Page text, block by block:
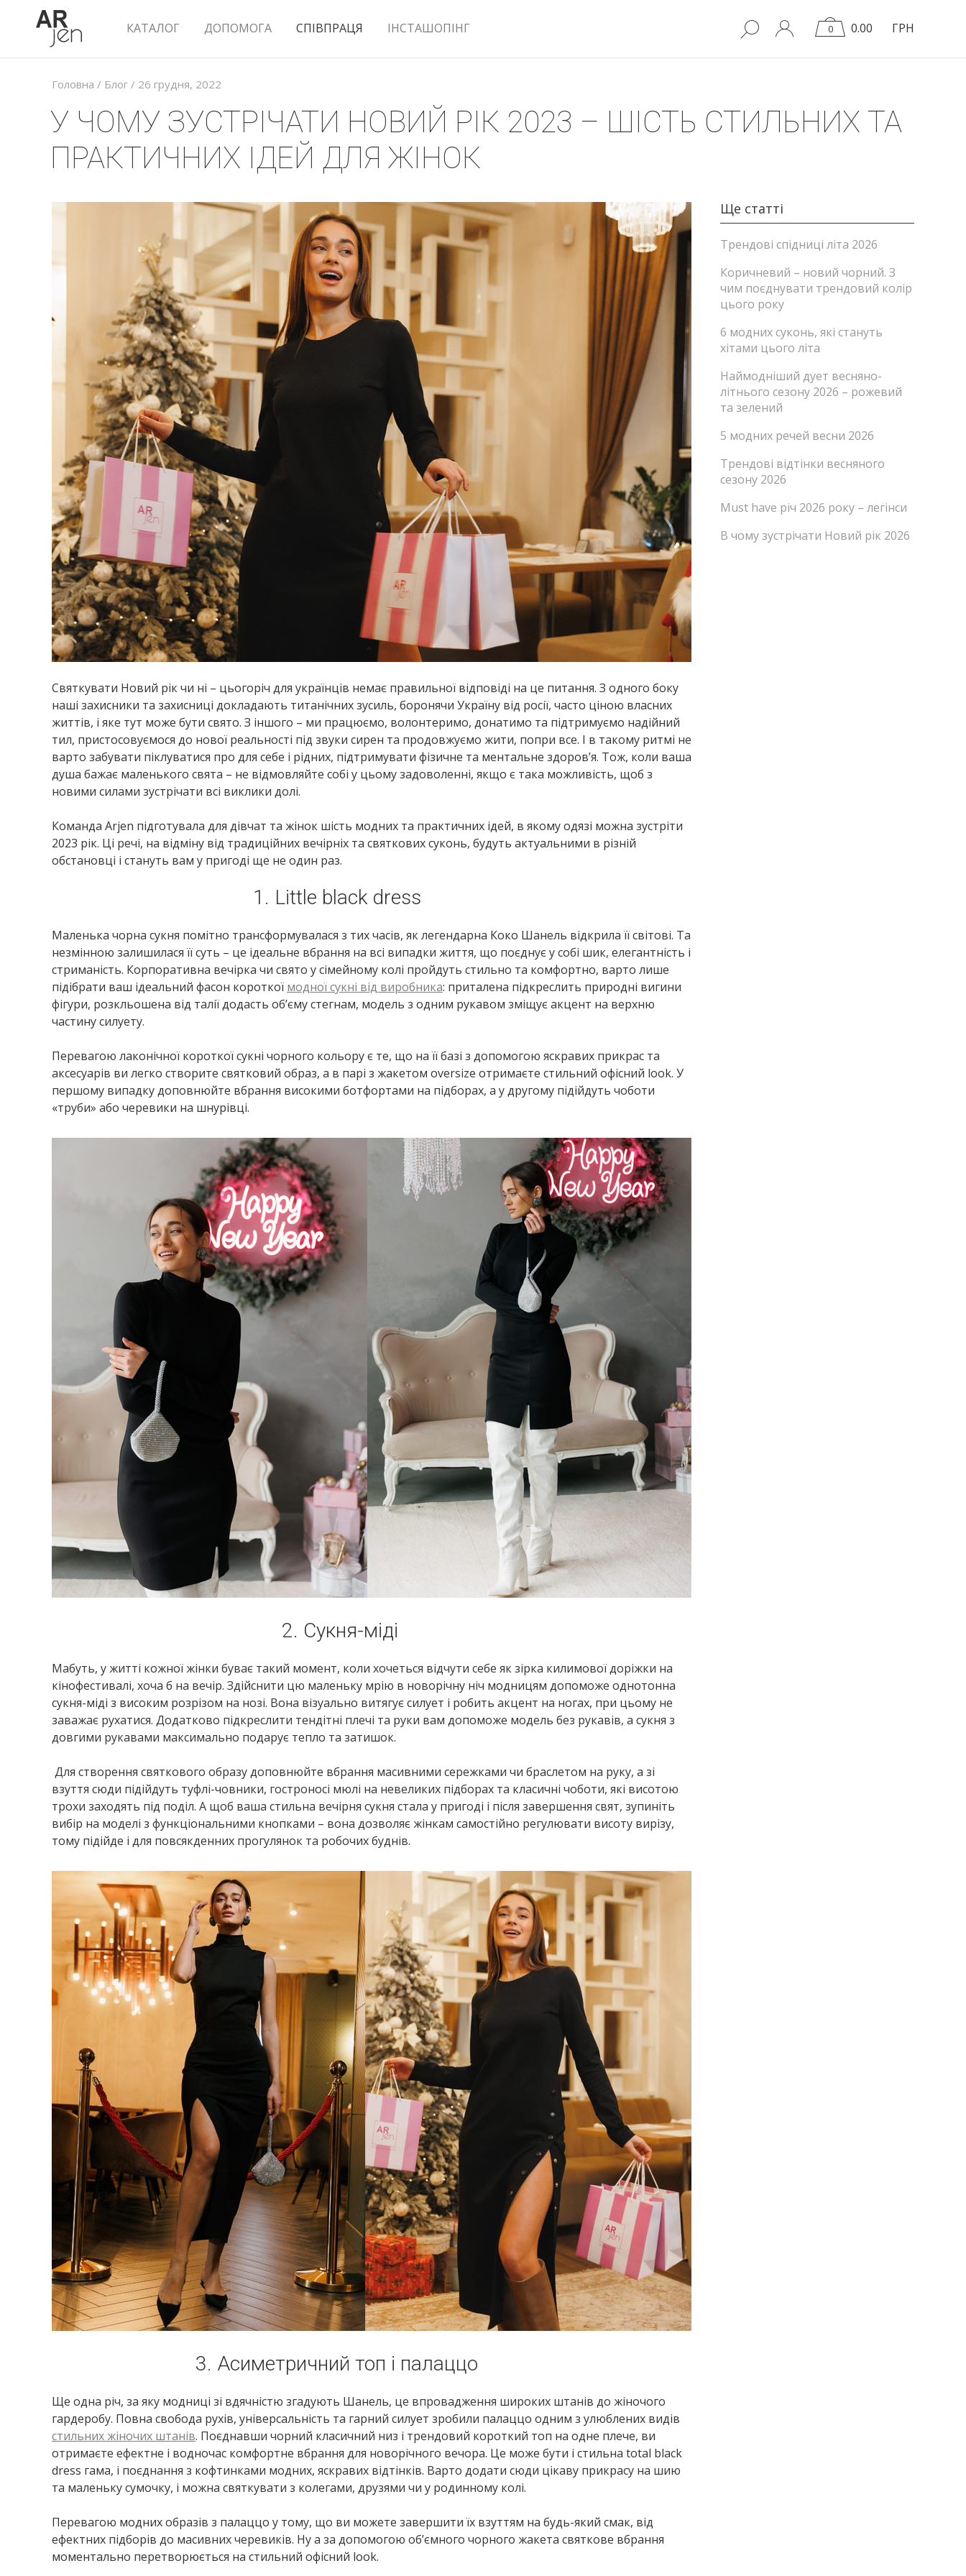
КАТАЛОГ ДОПОМОГА СПІВПРАЦЯ ІНСТАШОПІНГ 0 0.00 ГРН
Головна / Блог / 26 грудня, 2022
У ЧОМУ ЗУСТРІЧАТИ НОВИЙ РІК 2023 – ШІСТЬ СТИЛЬНИХ ТА
ПРАКТИЧНИХ ІДЕЙ ДЛЯ ЖІНОК
Святкувати Новий рік чи ні – цьогоріч для українців немає правильної відповіді на це питання. З одного боку
наші захисники та захисниці докладають титанічних зусиль, боронячи Україну від росії, часто ціною власних
життів, і яке тут може бути свято. З іншого – ми працюємо, волонтеримо, донатимо та підтримуємо надійний
тил, пристосовуємося до нової реальності під звуки сирен та продовжуємо жити, попри все. І в такому ритмі не
варто забувати піклуватися про для себе і рідних, підтримувати фізичне та ментальне здоров’я. Тож, коли ваша
душа бажає маленького свята – не відмовляйте собі у цьому задоволенні, якщо є така можливість, щоб з
новими силами зустрічати всі виклики долі.
Команда Arjen підготувала для дівчат та жінок шість модних та практичних ідей, в якому одязі можна зустріти
2023 рік. Ці речі, на відміну від традиційних вечірніх та святкових суконь, будуть актуальними в різній
обстановці і стануть вам у пригоді ще не один раз.
1. Little black dress
Маленька чорна сукня помітно трансформувалася з тих часів, як легендарна Коко Шанель відкрила її світові. Та
незмінною залишилася її суть – це ідеальне вбрання на всі випадки життя, що поєднує у собі шик, елегантність і
стриманість. Корпоративна вечірка чи свято у сімейному колі пройдуть стильно та комфортно, варто лише
підібрати ваш ідеальний фасон короткої модної сукні від виробника: приталена підкреслить природні вигини
фігури, розкльошена від талії додасть об’єму стегнам, модель з одним рукавом зміщує акцент на верхню
частину силуету.
Перевагою лаконічної короткої сукні чорного кольору є те, що на її базі з допомогою яскравих прикрас та
аксесуарів ви легко створите святковий образ, а в парі з жакетом oversize отримаєте стильний офісний look. У
першому випадку доповнюйте вбрання високими ботфортами на підборах, а у другому підійдуть чоботи
«труби» або черевики на шнурівці.
2. Сукня-міді
Мабуть, у житті кожної жінки буває такий момент, коли хочеться відчути себе як зірка килимової доріжки на
кінофестивалі, хоча б на вечір. Здійснити цю маленьку мрію в новорічну ніч модницям допоможе однотонна
сукня-міді з високим розрізом на нозі. Вона візуально витягує силует і робить акцент на ногах, при цьому не
заважає рухатися. Додатково підкреслити тендітні плечі та руки вам допоможе модель без рукавів, а сукня з
довгими рукавами максимально подарує тепло та затишок.
Для створення святкового образу доповнюйте вбрання масивними сережками чи браслетом на руку, а зі
взуття сюди підійдуть туфлі-човники, гостроносі мюлі на невеликих підборах та класичні чоботи, які висотою
трохи заходять під поділ. А щоб ваша стильна вечірня сукня стала у пригоді і після завершення свят, зупиніть
вибір на моделі з функціональними кнопками – вона дозволяє жінкам самостійно регулювати висоту вирізу,
тому підійде і для повсякденних прогулянок та робочих буднів.
3. Асиметричний топ і палаццо
Ще одна річ, за яку модниці зі вдячністю згадують Шанель, це впровадження широких штанів до жіночого
гардеробу. Повна свобода рухів, універсальність та гарний силует зробили палаццо одним з улюблених видів
стильних жіночих штанів. Поєднавши чорний класичний низ і трендовий короткий топ на одне плече, ви
отримаєте ефектне і водночас комфортне вбрання для новорічного вечора. Це може бути і стильна total black
dress гама, і поєднання з кофтинками модних, яскравих відтінків. Варто додати сюди цікаву прикрасу на шию
та маленьку сумочку, і можна святкувати з колегами, друзями чи у родинному колі.
Перевагою модних образів з палаццо у тому, що ви можете завершити їх взуттям на будь-який смак, від
ефектних підборів до масивних черевиків. Ну а за допомогою об’ємного чорного жакета святкове вбрання
моментально перетворюється на стильний офісний look.
Ще статті
Трендові спідниці літа 2026
Коричневий – новий чорний. З
чим поєднувати трендовий колір
цього року
6 модних суконь, які стануть
хітами цього літа
Наймодніший дует весняно-
літнього сезону 2026 – рожевий
та зелений
5 модних речей весни 2026
Трендові відтінки весняного
сезону 2026
Must have річ 2026 року – легінси
В чому зустрічати Новий рік 2026